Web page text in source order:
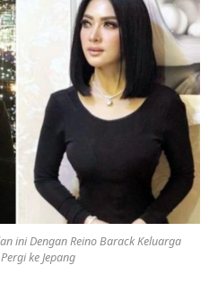
ini Dengan Reino Barack Keluarga
ke Jepang